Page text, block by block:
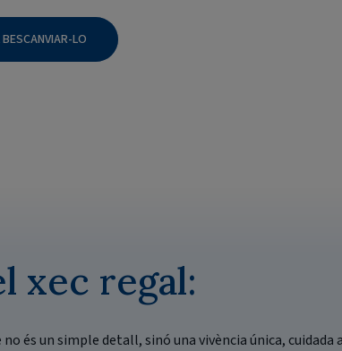
LO
xec regal:
no és un simple detall, sinó una vivència única, cuidada